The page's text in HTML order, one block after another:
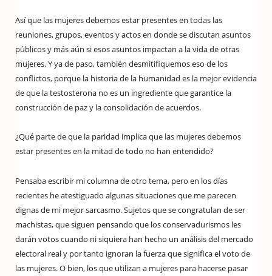
Así que las mujeres debemos estar presentes en todas las
reuniones, grupos, eventos y actos en donde se discutan asuntos
públicos y más aún si esos asuntos impactan a la vida de otras
mujeres. Y ya de paso, también desmitifiquemos eso de los
conflictos, porque la historia de la humanidad es la mejor evidencia
de que la testosterona no es un ingrediente que garantice la
construcción de paz y la consolidación de acuerdos.
¿Qué parte de que la paridad implica que las mujeres debemos
estar presentes en la mitad de todo no han entendido?
Pensaba escribir mi columna de otro tema, pero en los días
recientes he atestiguado algunas situaciones que me parecen
dignas de mi mejor sarcasmo. Sujetos que se congratulan de ser
machistas, que siguen pensando que los conservadurismos les
darán votos cuando ni siquiera han hecho un análisis del mercado
electoral real y por tanto ignoran la fuerza que significa el voto de
las mujeres. O bien, los que utilizan a mujeres para hacerse pasar